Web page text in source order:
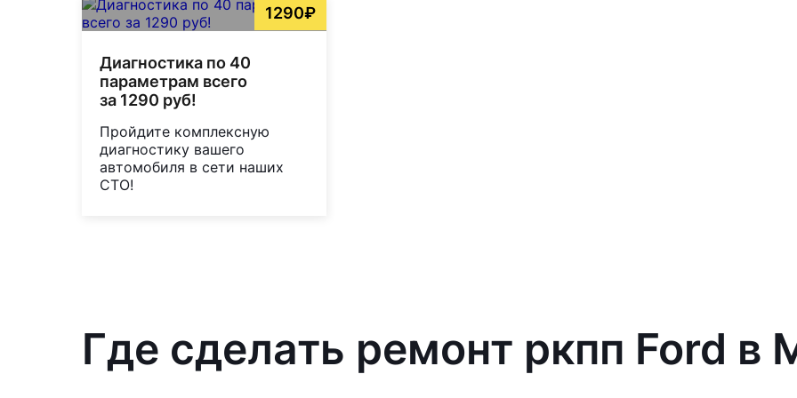
1290₽
Диагностика по 40
параметрам всего
за 1290 руб!
Пройдите комплексную
диагностику вашего
автомобиля в сети наших
СТО!
Где сделать ремонт ркпп Ford в